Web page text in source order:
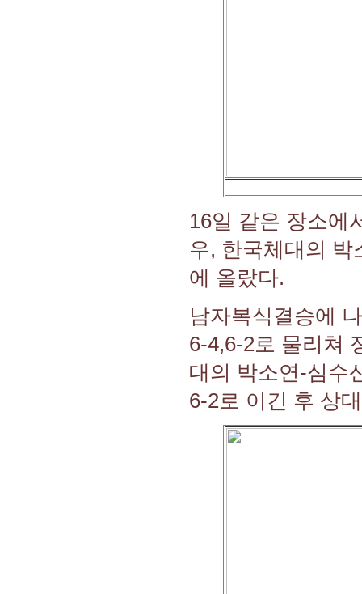
16일 같은 장소에
우, 한국체대의
에 올랐다.
남자복식결승에
6-4,6-2로 물리쳐
대의 박소연-심수
6-2로 이긴 후 상